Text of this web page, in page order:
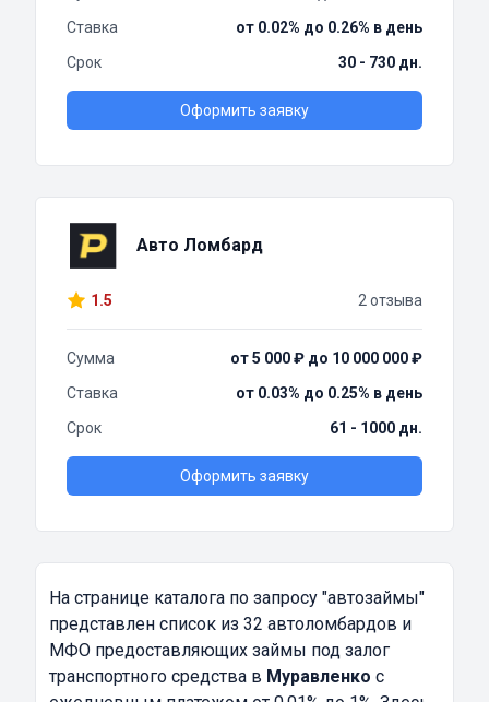
Ставка
от 0.02% до 0.26% в день
Срок
30 - 730 дн.
Оформить заявку
Авто Ломбард
1.5 2 отзыва
Сумма
от 5 000 ₽ до 10 000 000 ₽
Ставка
от 0.03% до 0.25% в день
Срок
61 - 1000 дн.
Оформить заявку
На странице каталога по запросу "автозаймы"
представлен список из 32 автоломбардов и
МФО предоставляющих займы под залог
транспортного средства в Муравленко с